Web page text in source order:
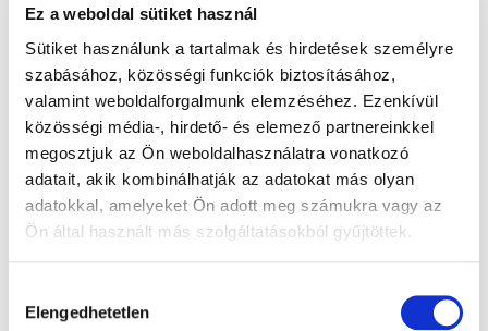
Ez a weboldal sütiket használ
Sütiket használunk a tartalmak és hirdetések személyre
szabásához, közösségi funkciók biztosításához,
valamint weboldalforgalmunk elemzéséhez. Ezenkívül
közösségi média-, hirdető- és elemező partnereinkkel
megosztjuk az Ön weboldalhasználatra vonatkozó
adatait, akik kombinálhatják az adatokat más olyan
adatokkal, amelyeket Ön adott meg számukra vagy az
Ön által használt más szolgáltatásokból gyűjtöttek.
kiválasztása
Elengedhetetlen
Cikkajánló
A fitnesz egyik mostohagyereke
időskorban válhat fontossá
Gyógyhír Magazin
Hőség: erre a néhány dologra